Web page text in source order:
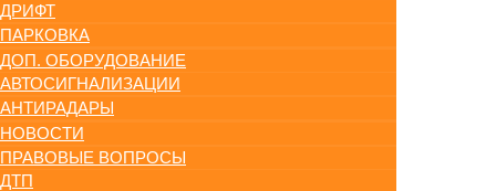
ДРИФТ
ПАРКОВКА
ДОП. ОБОРУДОВАНИЕ
АВТОСИГНАЛИЗАЦИИ
АНТИРАДАРЫ
НОВОСТИ
ПРАВОВЫЕ ВОПРОСЫ
ДТП